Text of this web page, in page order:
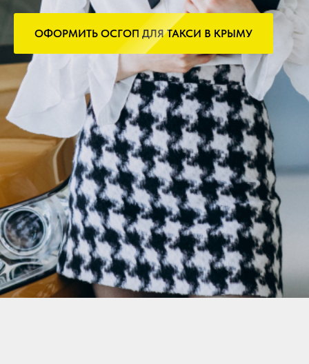
ОФОРМИТЬ ОСГОП ДЛЯ ТАКСИ В КРЫМУ